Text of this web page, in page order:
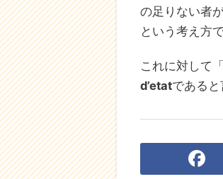
の足りない者
という考え方
これに対して
d’etatであると
F